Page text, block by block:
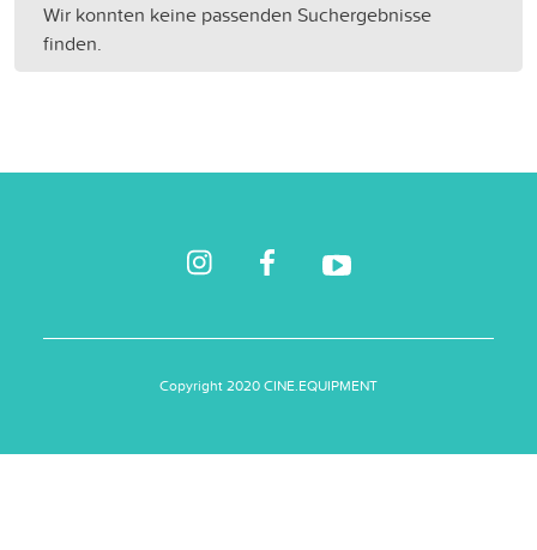
Wir konnten keine passenden Suchergebnisse
finden.
Copyright 2020 CINE.EQUIPMENT